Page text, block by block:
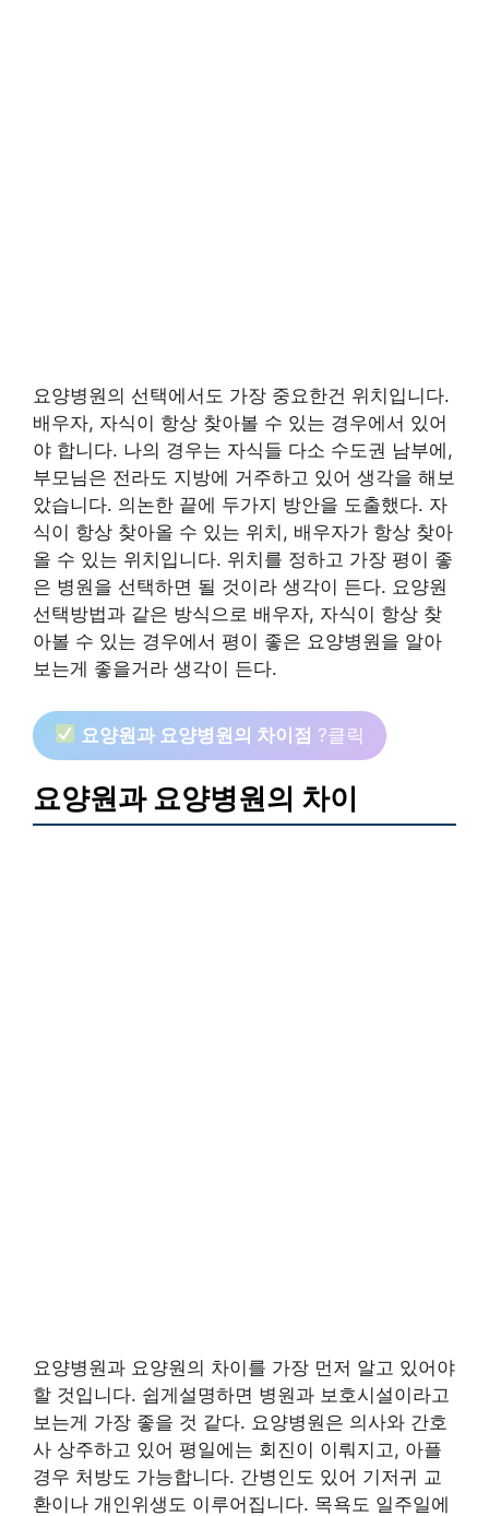
요양병원의 선택에서도 가장 중요한건 위치입니다.
배우자, 자식이 항상 찾아볼 수 있는 경우에서 있어
야 합니다. 나의 경우는 자식들 다소 수도권 남부에,
부모님은 전라도 지방에 거주하고 있어 생각을 해보
았습니다. 의논한 끝에 두가지 방안을 도출했다. 자
식이 항상 찾아올 수 있는 위치, 배우자가 항상 찾아
올 수 있는 위치입니다. 위치를 정하고 가장 평이 좋
은 병원을 선택하면 될 것이라 생각이 든다. 요양원
선택방법과 같은 방식으로 배우자, 자식이 항상 찾
아볼 수 있는 경우에서 평이 좋은 요양병원을 알아
보는게 좋을거라 생각이 든다.
요양원과 요양병원의 차이점 ?클릭
요양원과 요양병원의 차이
요양병원과 요양원의 차이를 가장 먼저 알고 있어야
할 것입니다. 쉽게설명하면 병원과 보호시설이라고
보는게 가장 좋을 것 같다. 요양병원은 의사와 간호
사 상주하고 있어 평일에는 회진이 이뤄지고, 아플
경우 처방도 가능합니다. 간병인도 있어 기저귀 교
환이나 개인위생도 이루어집니다. 목욕도 일주일에